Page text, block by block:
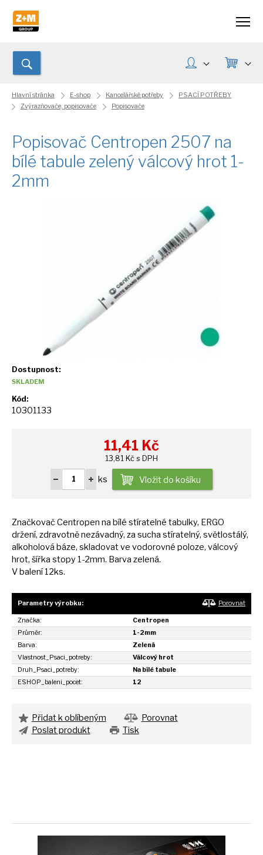
Hlavní stránka E-shop Kancelářské potřeby
PSACÍ POTŘEBY
Zvýrazňovače, popisovače
Popisovače
Popisovač Centropen 2507 na
bílé tabule zelený válcový hrot 1-
2mm
Dostupnost:
SKLADEM
Kód:
10301133
11,41 Kč
13,81 Kč s DPH
ks Vložit do košíku
Značkovač Centropen na bílé stíratelné tabulky, ERGO
držení, zdravotně nezávadný, za sucha stíratelný, světlostálý,
alkoholová báze, skladovatve vodorovné poloze, válcový
hrot, šířka stopy 1-2mm. Barva zelená.
V balení 12ks.
Parametry výrobku: Porovnat
Značka:
Centropen
Průměr:
1-2mm
Barva:
Zelená
Vlastnost_Psaci_potreby:
Válcový hrot
Druh_Psaci_potreby:
Na bílé tabule
ESHOP_baleni_pocet:
12
Přidat k oblíbeným
Porovnat
Poslat produkt
Tisk